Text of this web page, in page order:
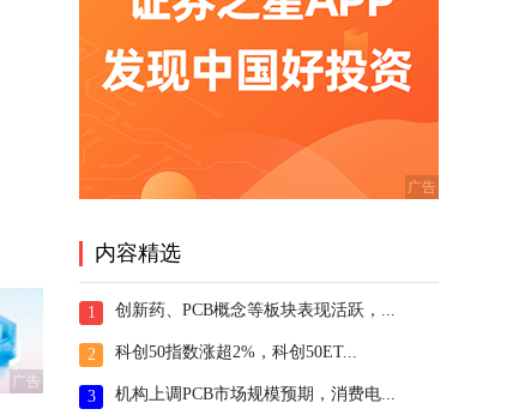
广告
内容精选
1 创新药、PCB概念等板块表现活跃，...
2 科创50指数涨超2%，科创50ET...
3 机构上调PCB市场规模预期，消费电...